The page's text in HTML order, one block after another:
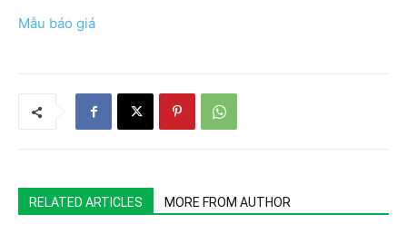
Mẫu báo giá
RELATED ARTICLES MORE FROM AUTHOR